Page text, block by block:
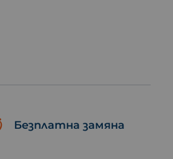
Безплатна замяна